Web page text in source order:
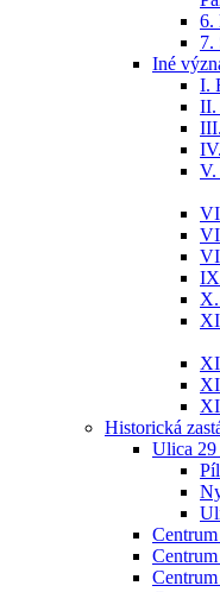
6.
7.
Iné
I.
II.
V.
Historická
Ulica 29
Centrum
Centrum